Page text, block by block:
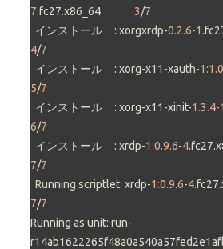
7.fc27.x86_64 3/7
  インストール     : xorgxrdp-
0.2.6-1
4/7
  インストール     : xorg-x11-xauth-
5/7
  インストール     : xorg-x11-xinit-
1.3.4-
6/7
  インストール     : xrdp-
1:0.9.6-4
7/7
  Running scriptlet: xrdp-
1:0.9.6-4
7/7
Running as unit: run-